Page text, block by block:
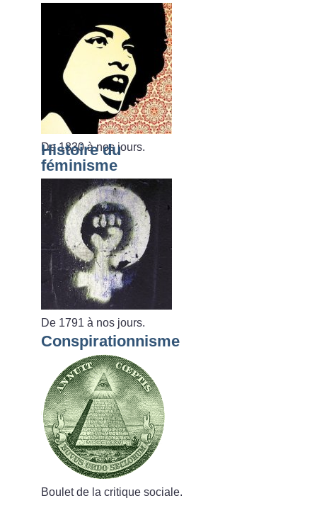
De 1830 à nos jours.
Histoire du
féminisme
De 1791 à nos jours.
Conspirationnisme
Boulet de la critique sociale.